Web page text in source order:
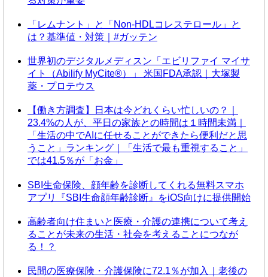
「レムナント」と「Non-HDLコレステロール」と
は？基準値・対策｜#ガッテン
世界初のデジタルメディスン「エビリファイ マイサ
イト（Abilify MyCite®）」 米国FDA承認｜大塚製
薬・プロテウス
【働き方調査】日本は今どれくらい忙しいの？｜
23.4%の人が、平日の家族との時間は１時間未満｜
「生活の中でAIに任せることができたら便利だと思
うこと」ランキング｜「生活で最も重視すること」
では41.5％が「お金」
SBI生命保険、顔年齢を診断してくれる無料スマホ
アプリ『SBI生命顔年齢診断』をiOS向けに提供開始
高齢者向け住まいと医療・介護の連携について考え
ることが未来の生活・社会を考えることにつなが
る！？
民間の医療保険・介護保険に72.1％が加入｜老後の